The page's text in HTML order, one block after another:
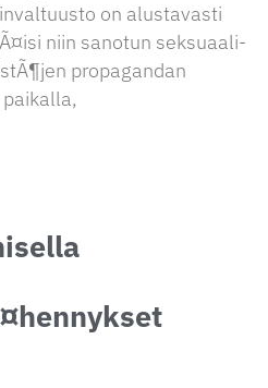
on alustavasti
niin sanotun seksuaali-
propagandan